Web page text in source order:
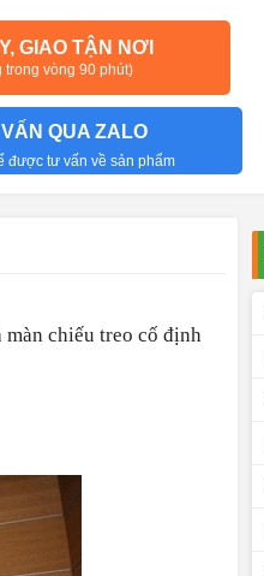
GIAO TẬN NƠI
trong vòng 90 phút)
QUA ZALO
được tư vấn về sản phẩm
chiếu treo cố định